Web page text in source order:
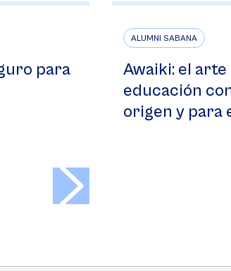
para
ALUMNI SABANA
Awaiki: el
educación
origen y